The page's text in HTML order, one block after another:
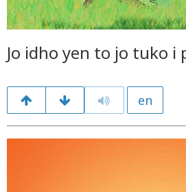
Jo idho yen to jo tuko i
en